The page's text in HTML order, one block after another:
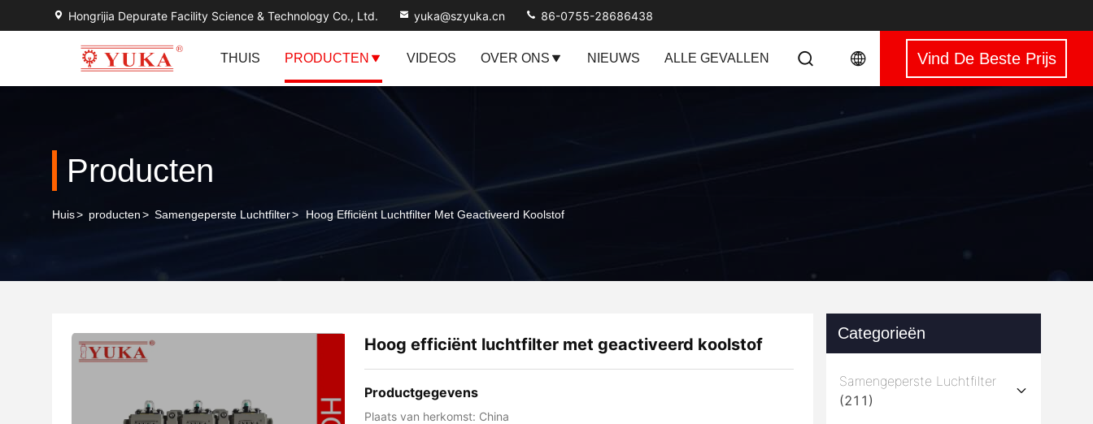
Hongrijia Depurate Facility Science & Technology Co., Ltd. yuka@szyuka.cn 86-0755-28686438
THUIS PRODUCTEN VIDEOS OVER ONS NIEUWS ALLE GEVALLEN Vind De Beste Prijs
Producten
Huis> producten> Samengeperste Luchtfilter> Hoog Efficiënt Luchtfilter Met Geactiveerd Koolstof
Hoog efficiënt luchtfilter met geactiveerd koolstof
Productgegevens
Plaats van herkomst: China
Categorieën
Samengeperste Luchtfilter
(211)